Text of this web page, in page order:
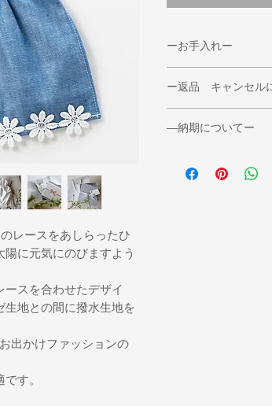
レースをあしらったひ
に元気にのびますよう
スを合わせたデザイ
生地との間に撥水生地を
出かけファッションの
す。
ーお手入れー
＊洗濯は手洗いで願
＊タンブル乾燥、衣
＊蛍光増白剤や漂白
ご注意ください。
ー返品 キャンセル
返品・交換をご希望
また、お客様のご
一度着用になった
―納期についてー
き別売もしている為